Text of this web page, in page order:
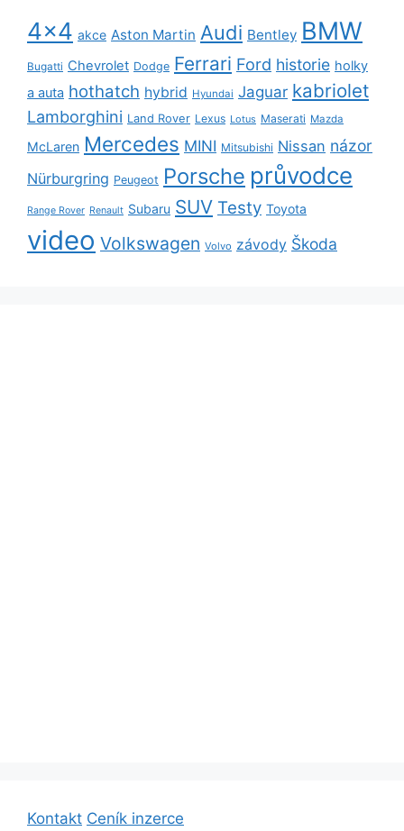
4x4 akce Aston Martin Audi Bentley BMW
Bugatti Chevrolet Dodge Ferrari Ford historie holky
a auta hothatch hybrid Hyundai Jaguar kabriolet
Lamborghini Land Rover Lexus Lotus Maserati Mazda
McLaren Mercedes MINI Mitsubishi Nissan názor
Nürburgring Peugeot Porsche průvodce
Range Rover Renault Subaru SUV Testy Toyota
video Volkswagen Volvo závody Škoda
Kontakt Ceník inzerce